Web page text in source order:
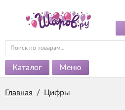
Каталог Меню
Главная / Цифры